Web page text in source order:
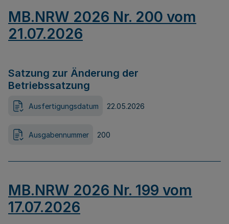
MB.NRW 2026 Nr. 200 vom
21.07.2026
Satzung zur Änderung der
Betriebssatzung
Ausfertigungsdatum 22.05.2026
Ausgabennummer 200
MB.NRW 2026 Nr. 199 vom
17.07.2026